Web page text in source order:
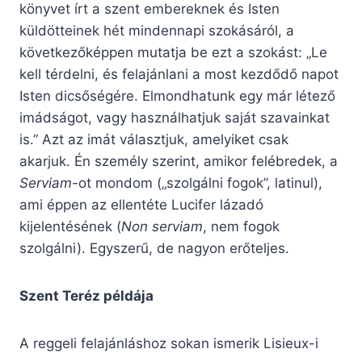
könyvet írt a szent embereknek és Isten
küldötteinek hét mindennapi szokásáról, a
következőképpen mutatja be ezt a szokást: „Le
kell térdelni, és felajánlani a most kezdődő napot
Isten dicsőségére. Elmondhatunk egy már létező
imádságot, vagy használhatjuk saját szavainkat
is.” Azt az imát választjuk, amelyiket csak
akarjuk. Én személy szerint, amikor felébredek, a
Serviam-ot mondom („szolgálni fogok”, latinul),
ami éppen az ellentéte Lucifer lázadó
kijelentésének (Non serviam, nem fogok
szolgálni). Egyszerű, de nagyon erőteljes.
Szent Teréz példája
A reggeli felajánláshoz sokan ismerik Lisieux-i